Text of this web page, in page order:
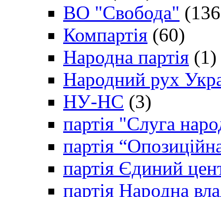
ВО "Свобода"
Компартія (60)
Народна партія (1)
Народний рух
НУ-НС (3)
партія "Слуга
партія
партія Єдиний
партія Народна